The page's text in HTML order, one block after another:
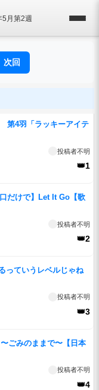
5月第2週
次回
第4羽「ラッキーアイテ
投稿者不明
👑1
だけで】Let It Go【歌
投稿者不明
👑2
っていうレベルじゃね
投稿者不明
👑3
ごみのままで〜【日本
投稿者不明
👑4